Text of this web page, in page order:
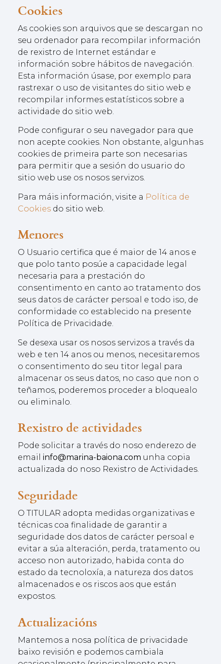
Cookies
As cookies son arquivos que se descargan no
seu ordenador para recompilar información
de rexistro de Internet estándar e
información sobre hábitos de navegación.
Esta información úsase, por exemplo para
rastrexar o uso de visitantes do sitio web e
recompilar informes estatísticos sobre a
actividade do sitio web.
Pode configurar o seu navegador para que
non acepte cookies. Non obstante, algunhas
cookies de primeira parte son necesarias
para permitir que a sesión do usuario do
sitio web use os nosos servizos.
Para máis información, visite a Política de
Cookiesdo sitio web.
Menores
O Usuario certifica que é maior de 14 anos e
que polo tanto posúe a capacidade legal
necesaria para a prestación do
consentimento en canto ao tratamento dos
seus datos de carácter persoal e todo iso, de
conformidade co establecido na presente
Política de Privacidade.
Se desexa usar os nosos servizos a través da
web e ten 14 anos ou menos, necesitaremos
o consentimento do seu titor legal para
almacenar os seus datos, no caso que non o
teñamos, poderemos proceder a bloquealo
ou eliminalo.
Rexistro de actividades
Pode solicitar a través do noso enderezo de
email info@marina-baiona.com unha copia
actualizada do noso Rexistro de Actividades.
Seguridade
O TITULAR adopta medidas organizativas e
técnicas coa finalidade de garantir a
seguridade dos datos de carácter persoal e
evitar a súa alteración, perda, tratamento ou
acceso non autorizado, habida conta do
estado da tecnoloxía, a natureza dos datos
almacenados e os riscos aos que están
expostos.
Actualizacións
Mantemos a nosa política de privacidade
baixo revisión e podemos cambiala